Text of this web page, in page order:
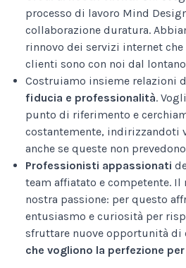
processo di lavoro Mind
collaborazione duratura.
rinnovo dei servizi internet
clienti sono con noi dal
Costruiamo insieme relazioni
fiducia e professionalità.
punto di riferimento e
costantemente, indirizzandoti
anche se queste non
Professionisti appassionati
team affiatato e competente. Il
nostra passione: per questo
entusiasmo e curiosità per
sfruttare nuove opportunità di
che vogliono la perfezione